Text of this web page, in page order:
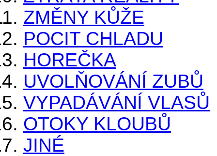
ZMĚNY KŮŽE
POCIT CHLADU
HOREČKA
UVOLŇOVÁNÍ ZUBŮ
VYPADÁVÁNÍ VLASŮ
OTOKY KLOUBŮ
JINÉ